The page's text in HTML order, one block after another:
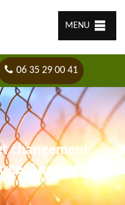
MENU
06 35 29 00 41
changement
Les Gonesse